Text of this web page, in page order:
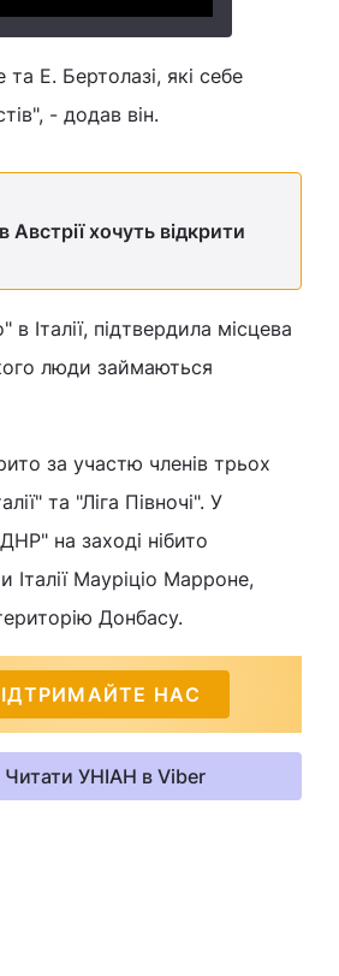
Е. Бертолазі, які себе
- додав він.
хочуть відкрити
Італії, підтвердила місцева
люди займаються
за участю членів трьох
та "Ліга Півночі". У
на заході нібито
Італії Мауріціо Марроне,
Донбасу.
НАС
Читати УНІАН в Viber